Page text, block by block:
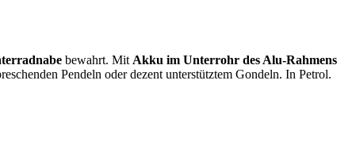
bewahrt. Mit Akku im Unterrohr des Alu-Rahmens
Pendeln oder dezent unterstütztem Gondeln. In Petrol.